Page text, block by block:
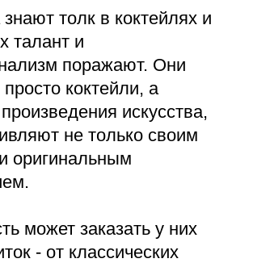
толк в коктейлях и
талант и
поражают. Они
коктейли, а
искусства,
не только своим
оригинальным
может заказать у них
- от классических